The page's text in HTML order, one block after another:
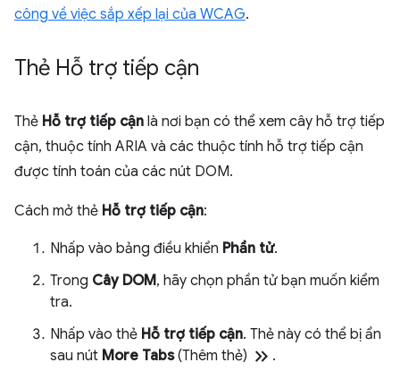
công về việc sắp xếp lại của WCAG.
Thẻ Hỗ trợ tiếp cận
Thẻ Hỗ trợ tiếp cận là nơi bạn có thể xem cây hỗ trợ tiếp
cận, thuộc tính ARIA và các thuộc tính hỗ trợ tiếp cận
được tính toán của các nút DOM.
Cách mở thẻ Hỗ trợ tiếp cận:
Nhấp vào bảng điều khiển Phần tử.
Trong Cây DOM, hãy chọn phần tử bạn muốn kiểm
tra.
Nhấp vào thẻ Hỗ trợ tiếp cận. Thẻ này có thể bị ẩn
sau nút More Tabs(Thêm thẻ) keyboard_double_arrow_right .